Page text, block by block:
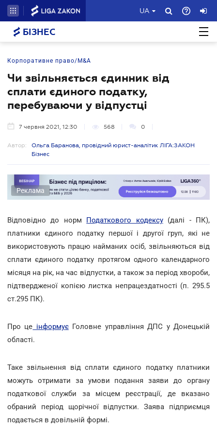
UA
БІЗНЕС
Корпоративне право/M&A
Чи звільняється єдинник від
сплати єдиного податку,
перебуваючи у відпустці
7 червня 2021, 12:30 568 0
Автор:
Ольга Баранова, провідний юрист-аналітик ЛІГА:ЗАКОН
Бізнес
Реклама
Відповідно до норм Податкового кодексу(далі - ПК),
платники єдиного податку першої і другої груп, які не
використовують працю найманих осіб, звільняються від
сплати єдиного податку протягом одного календарного
місяця на рік, на час відпустки, а також за період хвороби,
підтвердженої копією листка непрацездатності (п. 295.5
ст.295 ПК).
Про це інформуєГоловне управління ДПС у Донецькій
області.
Таке звільнення від сплати єдиного податку платники
можуть отримати за умови подання заяви до органу
податкової служби за місцем реєстрації, де вказано
обраний період щорічної відпустки. Заява підприємця
подається в довільній формі.